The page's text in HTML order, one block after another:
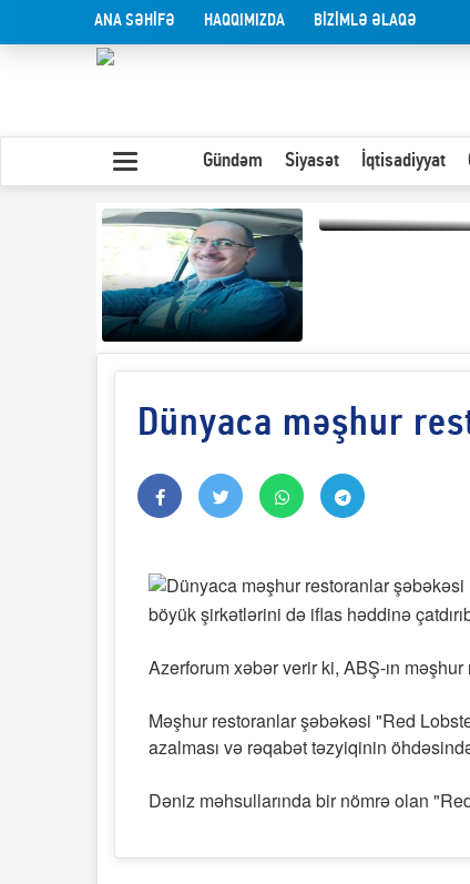
ANA SƏHİFƏ HAQQIMIZDA BİZİMLƏ ƏLAQƏ
Gündəm Siyasət İqtisadiyyat
Yaxın Şərqdəki
müharibənin qısa
Dünyaca məşhur
böyük şirkətlərini də iflas həddinə
Azerforum xəbər verir ki, ABŞ-ın
Məşhur restoranlar şəbəkəsi "Red
azalması və rəqabət təzyiqinin
Dəniz məhsullarında bir nömrə olan